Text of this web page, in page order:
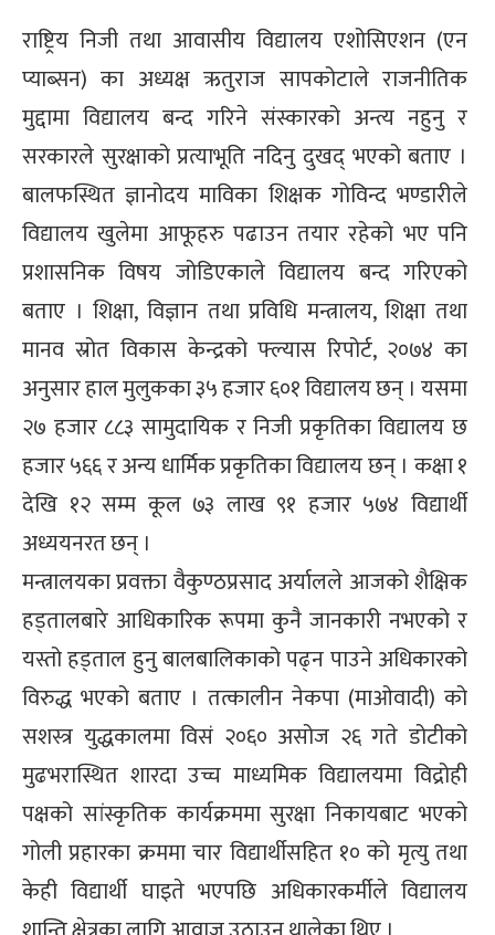
राष्ट्रिय निजी तथा आवासीय विद्यालय एशोसिएशन (एन
प्याब्सन) का अध्यक्ष ऋतुराज सापकोटाले राजनीतिक
मुद्दामा विद्यालय बन्द गरिने संस्कारको अन्त्य नहुनु र
सरकारले सुरक्षाको प्रत्याभूति नदिनु दुखद् भएको बताए ।
बालफस्थित ज्ञानोदय माविका शिक्षक गोविन्द भण्डारीले
विद्यालय खुलेमा आफूहरु पढाउन तयार रहेको भए पनि
प्रशासनिक विषय जोडिएकाले विद्यालय बन्द गरिएको
बताए । शिक्षा, विज्ञान तथा प्रविधि मन्त्रालय, शिक्षा तथा
मानव स्रोत विकास केन्द्रको फ्ल्यास रिपोर्ट, २०७४ का
अनुसार हाल मुलुकका ३५ हजार ६०१ विद्यालय छन् । यसमा
२७ हजार ८८३ सामुदायिक र निजी प्रकृतिका विद्यालय छ
हजार ५६६ र अन्य धार्मिक प्रकृतिका विद्यालय छन् । कक्षा १
देखि १२ सम्म कूल ७३ लाख ९१ हजार ५७४ विद्यार्थी
अध्ययनरत छन् ।
मन्त्रालयका प्रवक्ता वैकुण्ठप्रसाद अर्यालले आजको शैक्षिक
हड्तालबारे आधिकारिक रूपमा कुनै जानकारी नभएको र
यस्तो हड्ताल हुनु बालबालिकाको पढ्न पाउने अधिकारको
विरुद्ध भएको बताए । तत्कालीन नेकपा (माओवादी) को
सशस्त्र युद्धकालमा विसं २०६० असोज २६ गते डोटीको
मुढभरास्थित शारदा उच्च माध्यमिक विद्यालयमा विद्रोही
पक्षको सांस्कृतिक कार्यक्रममा सुरक्षा निकायबाट भएको
गोली प्रहारका क्रममा चार विद्यार्थीसहित १० को मृत्यु तथा
केही विद्यार्थी घाइते भएपछि अधिकारकर्मीले विद्यालय